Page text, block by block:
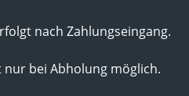
nach Zahlungseingang.
nur bei Abholung möglich.